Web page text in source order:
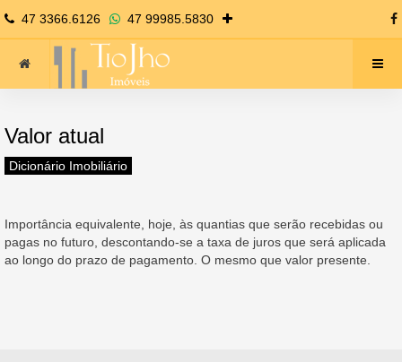
47 3366.6126 47 99985.5830
Valor atual
Dicionário Imobiliário
Importância equivalente, hoje, às quantias que serão recebidas ou
pagas no futuro, descontando-se a taxa de juros que será aplicada
ao longo do prazo de pagamento. O mesmo que valor presente.